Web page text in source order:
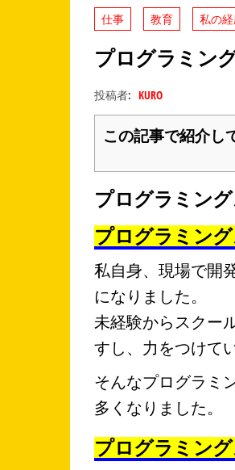
仕事 教育 私の
プログラミン
投稿者: KURO
この記事で紹介し
プログラミン
プログラミン
私自身、現場で開
になりました。
未経験からスクー
すし、 力をつけて
そんなプログラミ
多くなりました。
プログラミン